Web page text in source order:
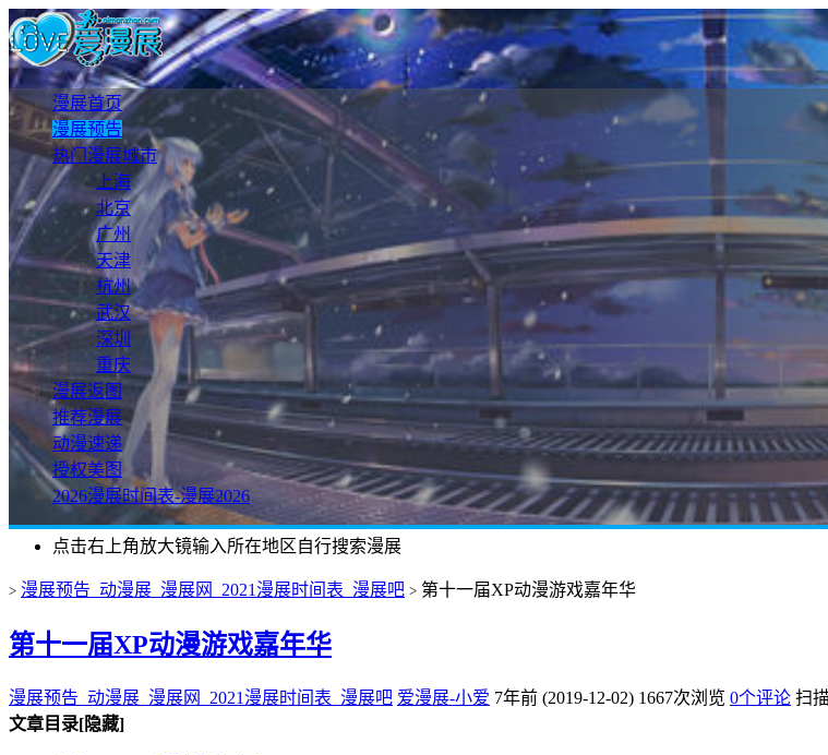
漫展首页
漫展预告
热门漫展城市
上海
北京
广州
天津
杭州
武汉
深圳
重庆
漫展返图
推荐漫展
动漫速递
授权美图
2026漫展时间表-漫展2026
点击右上角放大镜输入所在地区自行搜索漫展
> 漫展预告_动漫展_漫展网_2021漫展时间表_漫展吧 > 第十一届XP动漫游戏嘉年华
第十一届XP动漫游戏嘉年华
漫展预告_动漫展_漫展网_2021漫展时间表_漫展吧 爱漫展-小爱 7年前 (2019-12-02) 1667次浏览 0个评论 扫
文章目录[隐藏]